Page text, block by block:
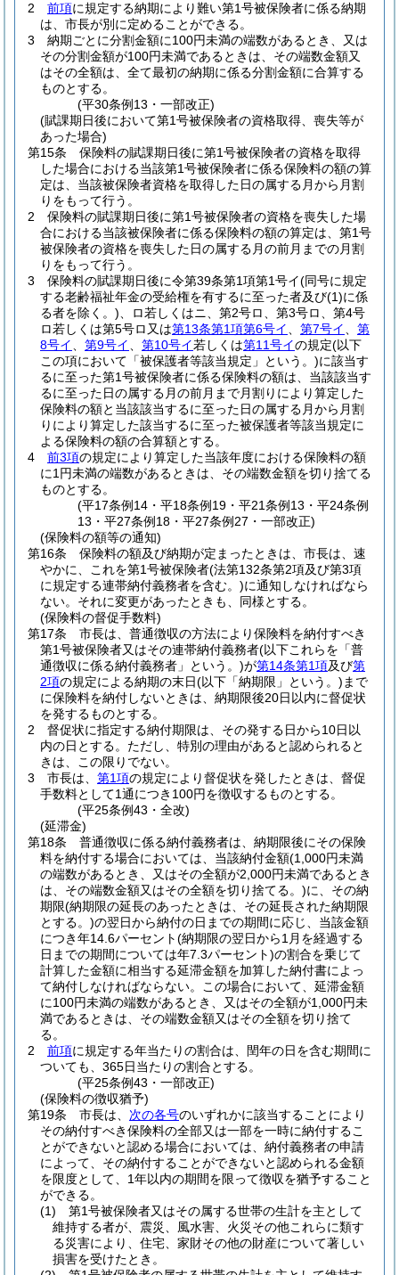
2
前項に規定する納期により難い第1号被保険者に係る納期
は、市長が別に定めることができる。
3
納期ごとに分割金額に100円未満の端数があるとき、又は
その分割金額が100円未満であるときは、その端数金額又
はその全額は、全て最初の納期に係る分割金額に合算する
ものとする。
(平30条例13・一部改正)
(賦課期日後において第1号被保険者の資格取得、喪失等が
あった場合)
第15条
保険料の賦課期日後に第1号被保険者の資格を取得
した場合における当該第1号被保険者に係る保険料の額の算
定は、当該被保険者資格を取得した日の属する月から月割
りをもって行う。
2
保険料の賦課期日後に第1号被保険者の資格を喪失した場
合における当該被保険者に係る保険料の額の算定は、第1号
被保険者の資格を喪失した日の属する月の前月までの月割
りをもって行う。
3
保険料の賦課期日後に令第39条第1項第1号イ(同号に規定
する老齢福祉年金の受給権を有するに至った者及び(1)に係
る者を除く。) 、ロ若しくはニ、第2号ロ、第3号ロ、第4号
ロ若しくは第5号ロ又は第13条第1項第6号イ 第7号イ
第
8号イ
第9号イ 第10号イ若しくは第11号イの規定(以下
この項において「被保護者等該当規定」という。)に該当す
るに至った第1号被保険者に係る保険料の額は、当該該当す
るに至った日の属する月の前月まで月割りにより算定した
保険料の額と当該該当するに至った日の属する月から月割
りにより算定した該当するに至った被保護者等該当規定に
よる保険料の額の合算額とする。
4
前3項の規定により算定した当該年度における保険料の額
に1円未満の端数があるときは、その端数金額を切り捨てる
ものとする。
(平17条例14・平18条例19・平21条例13・平24条例
13・平27条例18・平27条例27・一部改正)
(保険料の額等の通知)
第16条
保険料の額及び納期が定まったときは、市長は、速
やかに、これを第1号被保険者(法第132条第2項及び第3項
に規定する連帯納付義務者を含む。)に通知しなければなら
ない。 それに変更があったときも、同様とする。
(保険料の督促手数料)
第17条
市長は、普通徴収の方法により保険料を納付すべき
第1号被保険者又はその連帯納付義務者(以下これらを「普
通徴収に係る納付義務者」という。)が第14条第1項及び第
2項の規定による納期の末日(以下「納期限」という。) まで
に保険料を納付しないときは、納期限後20日以内に督促状
を発するものとする。
2
督促状に指定する納付期限は、その発する日から10日以
内の日とする。 ただし、特別の理由があると認められると
きは、この限りでない。
3
市長は、 第1項の規定により督促状を発したときは、督促
手数料として1通につき100円を徴収するものとする。
(平25条例43・全改)
(延滞金)
第18条
普通徴収に係る納付義務者は、納期限後にその保険
料を納付する場合においては、当該納付金額(1,000円未満
の端数があるとき、又はその全額が2,000円未満であるとき
は、その端数金額又はその全額を切り捨てる。)に、その納
期限(納期限の延長のあったときは、その延長された納期限
とする。)の翌日から納付の日までの期間に応じ、当該金額
につき年14.6パーセント(納期限の翌日から1月を経過する
日までの期間については年7.3パーセント)の割合を乗じて
計算した金額に相当する延滞金額を加算した納付書によっ
て納付しなければならない。
この場合において、延滞金額
に100円未満の端数があるとき、又はその全額が1,000円未
満であるときは、その端数金額又はその全額を切り捨て
る。
2
前項に規定する年当たりの割合は、閏年の日を含む期間に
ついても、365日当たりの割合とする。
(平25条例43・一部改正)
(保険料の徴収猶予)
第19条
市長は、 次の各号のいずれかに該当することにより
その納付すべき保険料の全部又は一部を一時に納付するこ
とができないと認める場合においては、納付義務者の申請
によって、その納付することができないと認められる金額
を限度として、1年以内の期間を限って徴収を猶予すること
ができる。
(1)
第1号被保険者又はその属する世帯の生計を主として
維持する者が、震災、風水害、火災その他これらに類す
る災害により、住宅、家財その他の財産について著しい
損害を受けたとき。